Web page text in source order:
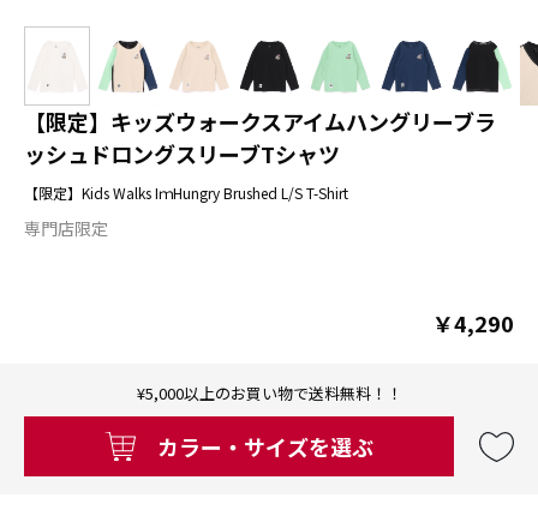
【限定】キッズウォークスアイムハングリーブラ
ッシュドロングスリーブTシャツ
【限定】Kids Walks IｍHungry Brushed L/S T-Shirt
専門店限定
￥4,290
¥5,000以上のお買い物で送料無料！！
カラー・サイズを選ぶ